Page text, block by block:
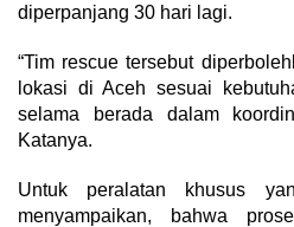
diperpanjang 30 hari lagi.
“Tim rescue tersebut
lokasi di Aceh sesuai
selama berada dalam
Katanya.
Untuk peralatan khusus
menyampaikan, bahwa